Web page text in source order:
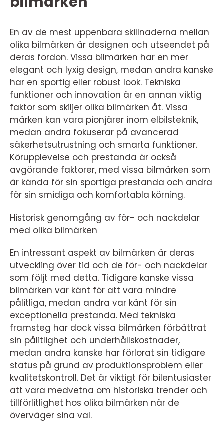
En av de mest uppenbara skillnaderna mellan
olika bilmärken är designen och utseendet på
deras fordon. Vissa bilmärken har en mer
elegant och lyxig design, medan andra kanske
har en sportig eller robust look. Tekniska
funktioner och innovation är en annan viktig
faktor som skiljer olika bilmärken åt. Vissa
märken kan vara pionjärer inom elbilsteknik,
medan andra fokuserar på avancerad
säkerhetsutrustning och smarta funktioner.
Körupplevelse och prestanda är också
avgörande faktorer, med vissa bilmärken som
är kända för sin sportiga prestanda och andra
för sin smidiga och komfortabla körning.
Historisk genomgång av för- och nackdelar
med olika bilmärken
En intressant aspekt av bilmärken är deras
utveckling över tid och de för- och nackdelar
som följt med detta. Tidigare kanske vissa
bilmärken var känt för att vara mindre
pålitliga, medan andra var känt för sin
exceptionella prestanda. Med tekniska
framsteg har dock vissa bilmärken förbättrat
sin pålitlighet och underhållskostnader,
medan andra kanske har förlorat sin tidigare
status på grund av produktionsproblem eller
kvalitetskontroll. Det är viktigt för bilentusiaster
att vara medvetna om historiska trender och
tillförlitlighet hos olika bilmärken när de
överväger sina val.